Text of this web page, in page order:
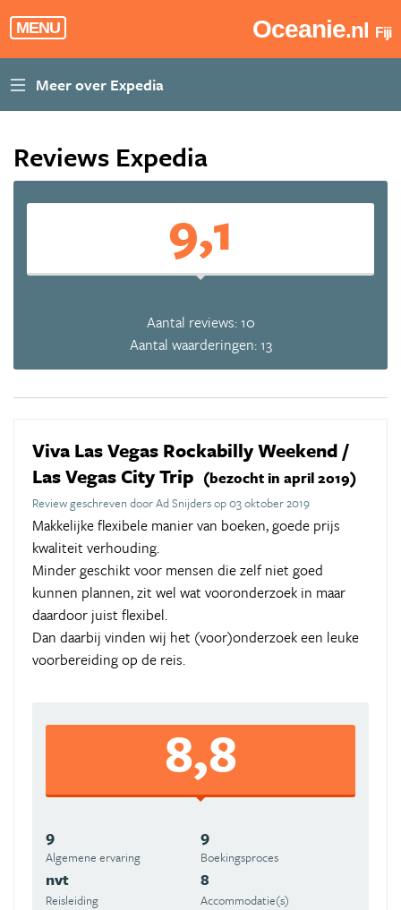
MENU Oceanie.nl Fiji
Reviews Expedia
9,1
Aantal reviews: 10
Aantal waarderingen: 13
Viva Las Vegas Rockabilly Weekend /
Las Vegas City Trip (bezocht in april 2019)
Review geschreven door Ad Snijders op 03 oktober 2019
Makkelijke flexibele manier van boeken, goede prijs
kwaliteit verhouding.
Minder geschikt voor mensen die zelf niet goed
kunnen plannen, zit wel wat vooronderzoek in maar
daardoor juist flexibel.
Dan daarbij vinden wij het (voor)onderzoek een leuke
voorbereiding op de reis.
8,8
9
Algemene ervaring
9
Boekingsproces
nvt
Reisleiding
8
Accommodatie(s)